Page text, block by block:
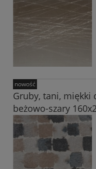
Gruby, tani, miękki
beżowo-szary
nowość